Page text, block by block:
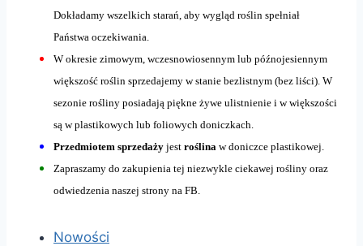
Dokładamy wszelkich starań, aby wygląd roślin spełniał
Państwa oczekiwania.
W okresie zimowym, wczesnowiosennym lub późnojesiennym
większość roślin sprzedajemy w stanie bezlistnym (bez liści). W
sezonie rośliny posiadają piękne żywe ulistnienie i w większości
są w plastikowych lub foliowych doniczkach.
Przedmiotem sprzedaży jest roślina w doniczce plastikowej.
Zapraszamy do zakupienia tej niezwykle ciekawej rośliny oraz
odwiedzenia naszej strony na FB.
Nowości